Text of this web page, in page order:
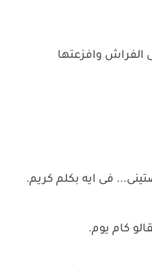
وافزعتها
فى ايه بكلم كريم.
كام يوم.